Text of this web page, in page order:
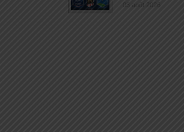
03 août 2026